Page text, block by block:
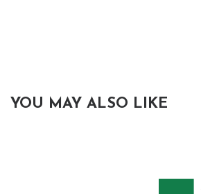
YOU MAY ALSO LIKE